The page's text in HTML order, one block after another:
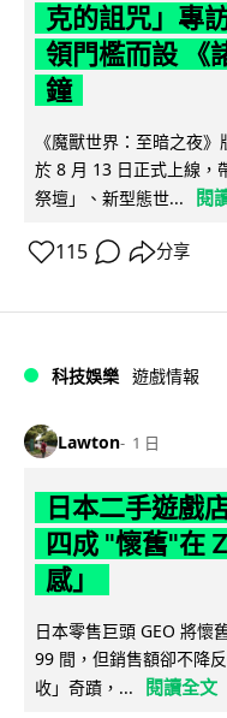
克的詛咒」專
領門檻而設 《
鐘
《魔獸世界：至暗之夜
於 8 月 13 日正式上線，
祭壇」、新型態世...
閱
115 分享
科技娛樂 遊戲情報
Lawton 1 日
日本二手遊戲
四成 "懷舊"在
感」
日本零售巨頭 GEO 將懷
99 間，但銷售額卻不降
收」奇蹟，...
閱讀全文